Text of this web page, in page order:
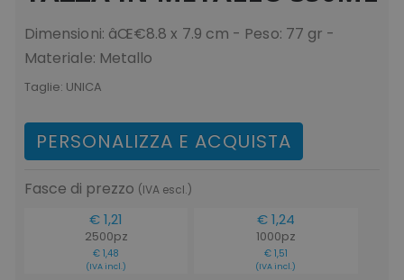
Dimensioni: âŒ€8.8 x 7.9 cm - Peso: 77 gr -
Materiale: Metallo
Taglie: UNICA
PERSONALIZZA E ACQUISTA
Fasce di prezzo (IVA escl.)
€ 1,21
2500pz
€ 1,48
(IVA incl.)
€ 1,24
1000pz
€ 1,51
(IVA incl.)